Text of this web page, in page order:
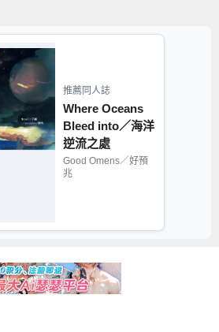
推薦同人誌
Where Oceans
Bleed into／海洋
逆流之處
Good Omens／好預
兆